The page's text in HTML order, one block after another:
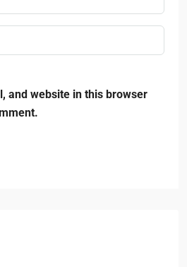
and website in this browser